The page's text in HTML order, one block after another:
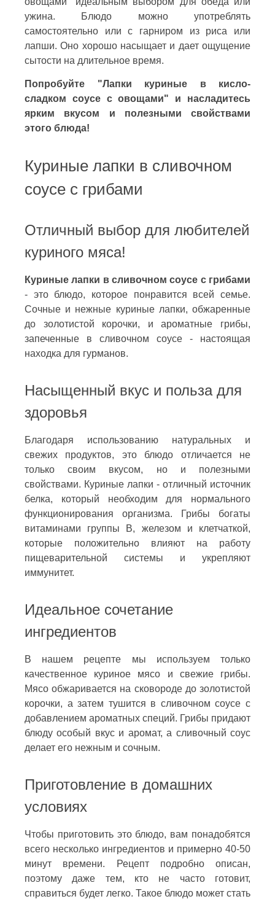
ужина. Блюдо можно употреблять
самостоятельно или с гарниром из риса или
лапши. Оно хорошо насыщает и дает ощущение
сытости на длительное время.
Попробуйте "Лапки куриные в кисло-
сладком соусе с овощами" и насладитесь
ярким вкусом и полезными свойствами
этого блюда!
Куриные лапки в сливочном
соусе с грибами
Отличный выбор для любителей
куриного мяса!
Куриные лапки в сливочном соусе с грибами
- это блюдо, которое понравится всей семье.
Сочные и нежные куриные лапки, обжаренные
до золотистой корочки, и ароматные грибы,
запеченные в сливочном соусе - настоящая
находка для гурманов.
Насыщенный вкус и польза для
здоровья
Благодаря использованию натуральных и
свежих продуктов, это блюдо отличается не
только своим вкусом, но и полезными
свойствами. Куриные лапки - отличный источник
белка, который необходим для нормального
функционирования организма. Грибы богаты
витаминами группы В, железом и клетчаткой,
которые положительно влияют на работу
пищеварительной системы и укрепляют
иммунитет.
Идеальное сочетание
ингредиентов
В нашем рецепте мы используем только
качественное куриное мясо и свежие грибы.
Мясо обжаривается на сковороде до золотистой
корочки, а затем тушится в сливочном соусе с
добавлением ароматных специй. Грибы придают
блюду особый вкус и аромат, а сливочный соус
делает его нежным и сочным.
Приготовление в домашних
условиях
Чтобы приготовить это блюдо, вам понадобятся
всего несколько ингредиентов и примерно 40-50
минут времени. Рецепт подробно описан,
поэтому даже тем, кто не часто готовит,
справиться будет легко. Такое блюдо может стать